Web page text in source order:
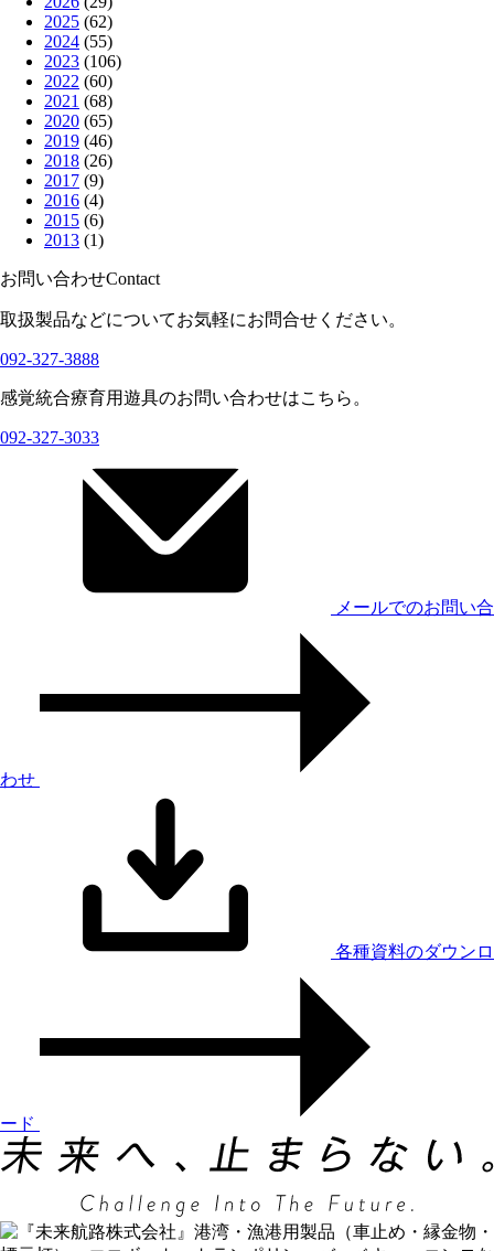
2025 (62)
2024 (55)
2023 (106)
2022 (60)
2021 (68)
2020 (65)
2019 (46)
2018 (26)
2017 (9)
2016 (4)
2015 (6)
2013 (1)
お問い合わせContact
取扱製品などについてお気軽にお問合せください。
092-327-3888
感覚統合療育用遊具のお問い合わせはこちら。
092-327-3033
メールでのお問い合
わせ
各種資料のダウンロ
ード